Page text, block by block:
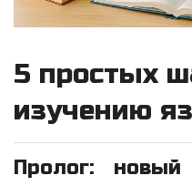
5 простых
изучению
Пролог: